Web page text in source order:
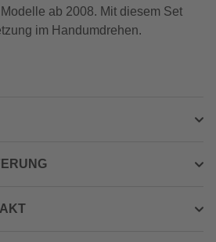
ab 2008. Mit diesem Set
im Handumdrehen.